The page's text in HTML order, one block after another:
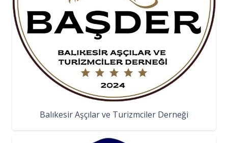
Balıkesir Aşçılar ve Turizmciler Derneği